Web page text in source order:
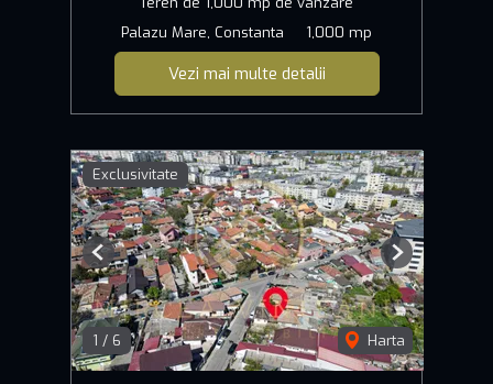
Palazu Mare, Constanta
1,000 mp
Vezi mai multe detalii
Exclusivitate
1 / 6 Harta
Previous Next